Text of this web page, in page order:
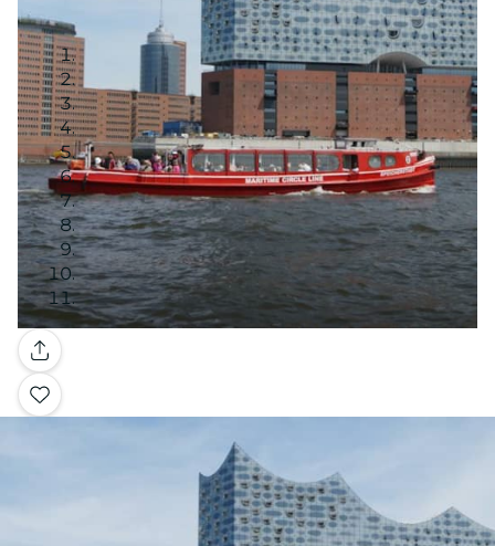
Galleria